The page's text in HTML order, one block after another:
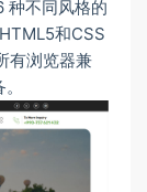
种不同风格的
和CSS
有浏览器兼